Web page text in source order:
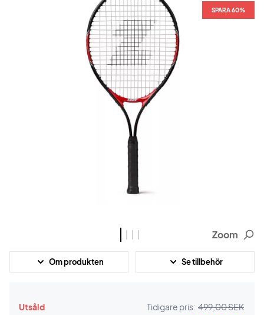
SPARA 60%
SPARA 60%
SPARA 60%
SPARA 60%
Zoom
Om produkten Se tillbehör
Utsåld Tidigare pris: 499,00 SEK